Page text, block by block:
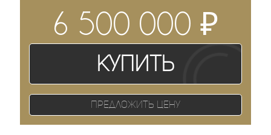
6 500 000₽
Купить
Предложить цену